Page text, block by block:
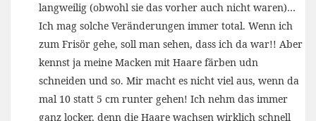
langweilig (obwohl sie das vorher auch nicht waren)…
Ich mag solche Veränderungen immer total. Wenn ich
zum Frisör gehe, soll man sehen, dass ich da war!! Aber
kennst ja meine Macken mit Haare färben udn
schneiden und so. Mir macht es nicht viel aus, wenn da
mal 10 statt 5 cm runter gehen! Ich nehm das immer
ganz locker, denn die Haare wachsen wirklich schnell